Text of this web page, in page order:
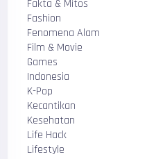
Fakta & Mitos
Fashion
Fenomena Alam
Film & Movie
Games
Indonesia
K-Pop
Kecantikan
Kesehatan
Life Hack
Lifestyle